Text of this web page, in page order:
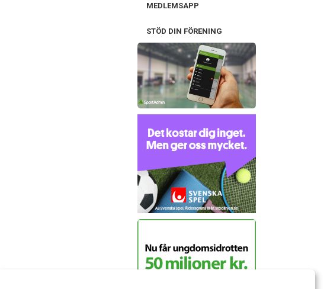
MEDLEMSAPP
STÖD DIN FÖRENING